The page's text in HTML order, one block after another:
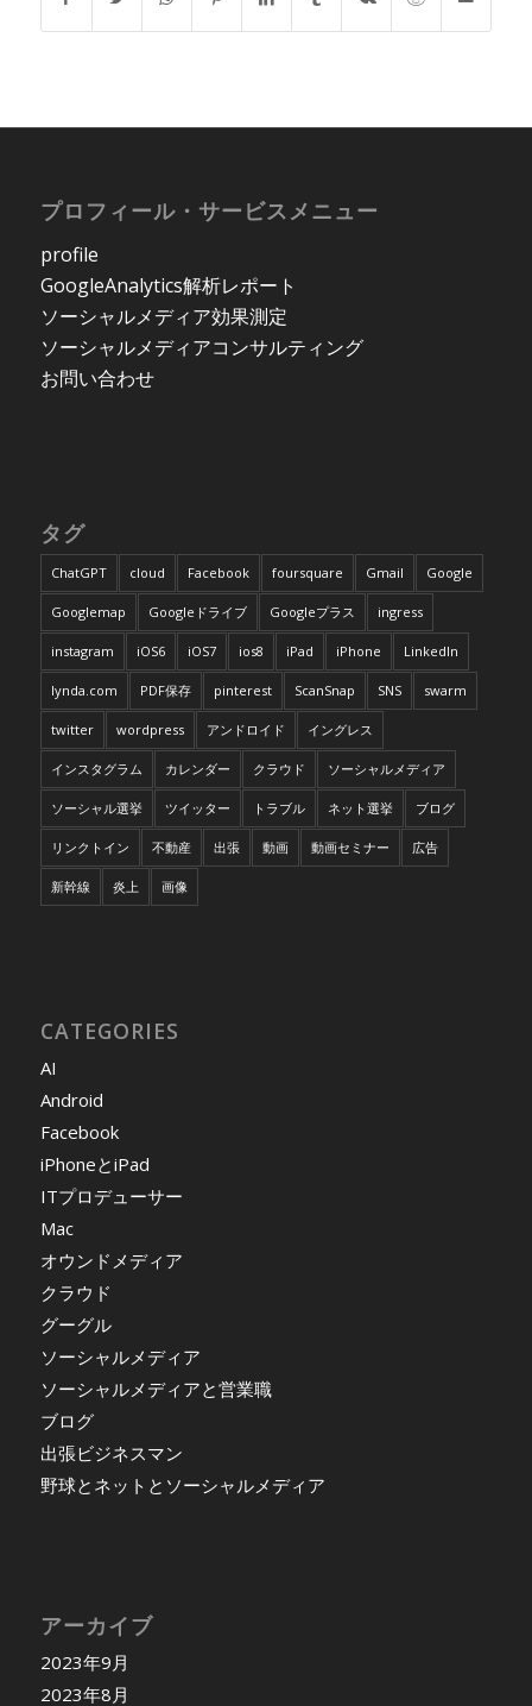
プロフィール・サービスメニュー
profile
GoogleAnalytics解析レポート
ソーシャルメディア効果測定
ソーシャルメディアコンサルティング
お問い合わせ
タグ
ChatGPT cloud Facebook foursquare Gmail Google
Googlemap Googleドライブ Googleプラス ingress
instagram iOS6 iOS7 ios8 iPad iPhone LinkedIn
lynda.com PDF保存 pinterest ScanSnap SNS swarm
twitter wordpress アンドロイド イングレス
インスタグラム カレンダー クラウド ソーシャルメディア
ソーシャル選挙 ツイッター トラブル ネット選挙 ブログ
リンクトイン 不動産 出張 動画 動画セミナー 広告
新幹線 炎上 画像
CATEGORIES
AI
Android
Facebook
iPhoneとiPad
ITプロデューサー
Mac
オウンドメディア
クラウド
グーグル
ソーシャルメディア
ソーシャルメディアと営業職
ブログ
出張ビジネスマン
野球とネットとソーシャルメディア
アーカイブ
2023年9月
2023年8月